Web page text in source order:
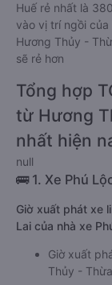
Huế rẻ nhất là
vào vị trí ngồi
Hương Thủy -
sẽ rẻ hơn
Tổng hợp
từ Hương
nhất hiện
null
🚌 1. Xe Phú
Giờ xuất phát xe
Lai của nhà xe
Giờ xuất
Thủy -